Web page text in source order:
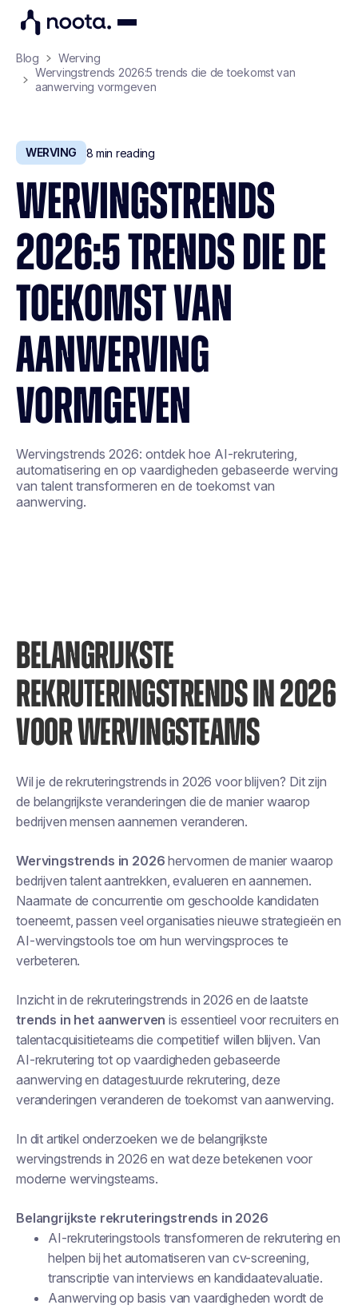
Blog
Werving
Wervingstrends 2026:5 trends die de toekomst van
aanwerving vormgeven
WERVING 8 min reading
WERVINGSTRENDS
2026:5 TRENDS DIE DE
TOEKOMST VAN
AANWERVING
VORMGEVEN
Wervingstrends 2026: ontdek hoe AI-rekrutering,
automatisering en op vaardigheden gebaseerde werving
van talent transformeren en de toekomst van
aanwerving.
BELANGRIJKSTE
REKRUTERINGSTRENDS IN 2026
VOOR WERVINGSTEAMS
Wil je de rekruteringstrends in 2026 voor blijven? Dit zijn
de belangrijkste veranderingen die de manier waarop
bedrijven mensen aannemen veranderen.
Wervingstrends in 2026hervormen de manier waarop
bedrijven talent aantrekken, evalueren en aannemen.
Naarmate de concurrentie om geschoolde kandidaten
toeneemt, passen veel organisaties nieuwe strategieën en
AI-wervingstools toe om hun wervingsproces te
verbeteren.
Inzicht in de rekruteringstrends in 2026 en de laatste
trends in het aanwervenis essentieel voor recruiters en
talentacquisitieteams die competitief willen blijven. Van
AI-rekrutering tot op vaardigheden gebaseerde
aanwerving en datagestuurde rekrutering, deze
veranderingen veranderen de toekomst van aanwerving.
In dit artikel onderzoeken we de belangrijkste
wervingstrends in 2026 en wat deze betekenen voor
moderne wervingsteams.
Belangrijkste rekruteringstrends in 2026
AI-rekruteringstools transformeren de rekrutering en
helpen bij het automatiseren van cv-screening,
transcriptie van interviews en kandidaatevaluatie.
Aanwerving op basis van vaardigheden wordt de